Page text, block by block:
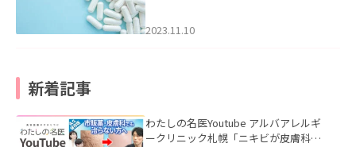
2023.11.10
新着記事
わたしの名医Youtube アルバアレルギ
ークリニック札幌「ニキビが皮膚科で